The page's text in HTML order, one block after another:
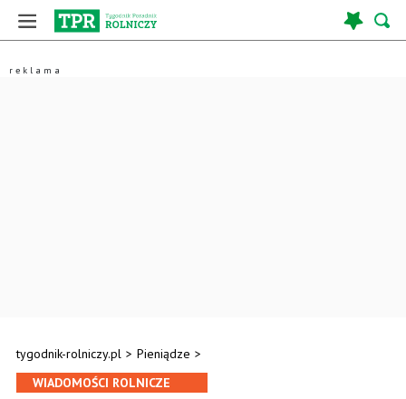
tygodnik-rolniczy.pl > Pieniądze >
WIADOMOŚCI ROLNICZE